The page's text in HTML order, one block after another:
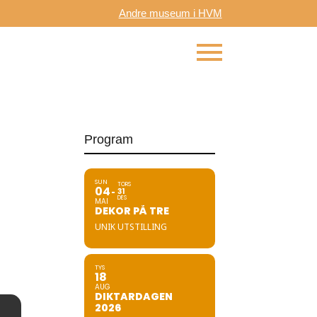
Andre museum i HVM
Program
SUN
04
MAI
TORS
31
DES
DEKOR PÅ TRE
UNIK UTSTILLING
TYS
18
AUG
DIKTARDAGEN
2026